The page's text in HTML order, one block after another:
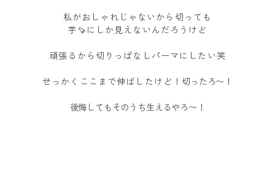
私がおしゃれじゃないから切っても
芋🍠にしか見えないんだろうけど
頑張るから切りっぱなしパーマにしたい笑
せっかくここまで伸ばしたけど！切ったろ〜！
後悔してもそのうち生えるやろ〜！